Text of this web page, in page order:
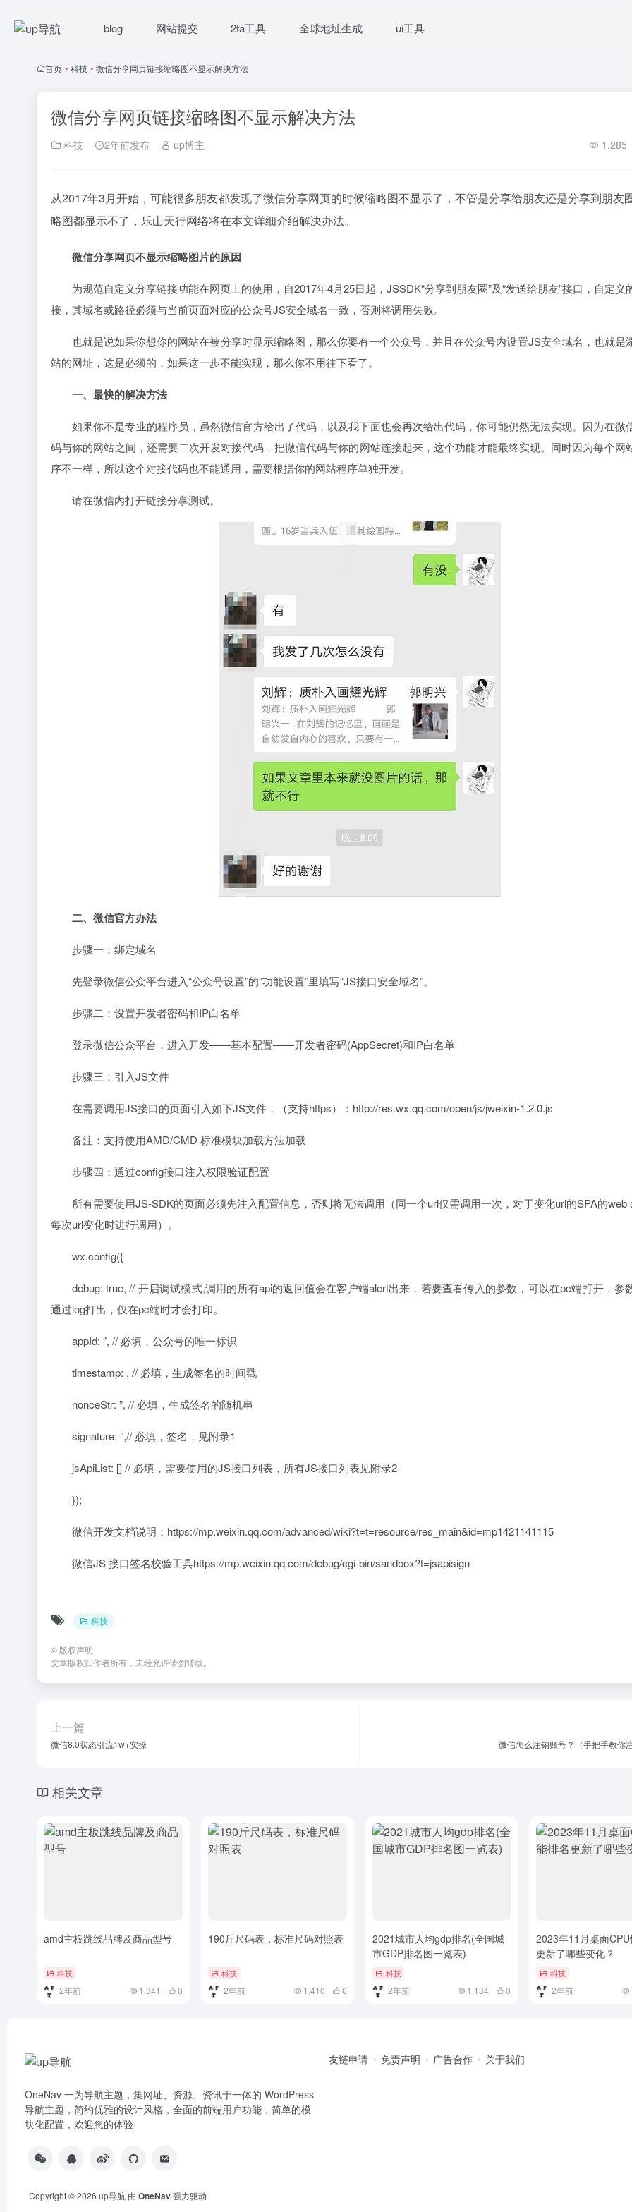
blog 网站提交 2fa工具 全球地址生成 ui工具
首页 • 科技 • 微信分享网页链接缩略图不显示解决方法
微信分享网页链接缩略图不显示解决方法
科技 2年前发布 up博主 1,285
从2017年3月开始，可能很多朋友都发现了微信分享网页的时候缩略图不显示了，不管是分享给朋友还是分享到朋友
略图都显示不了，乐山天行网络将在本文详细介绍解决办法。
微信分享网页不显示缩略图片的原因
为规范自定义分享链接功能在网页上的使用，自2017年4月25日起，JSSDK“分享到朋友圈”及“发送给朋友”接口，自定义
接，其域名或路径必须与当前页面对应的公众号JS安全域名一致，否则将调用失败。
也就是说如果你想你的网站在被分享时显示缩略图，那么你要有一个公众号，并且在公众号内设置JS安全域名，也就是
站的网址，这是必须的，如果这一步不能实现，那么你不用往下看了。
一、最快的解决方法
如果你不是专业的程序员，虽然微信官方给出了代码，以及我下面也会再次给出代码，你可能仍然无法实现。因为在微
码与你的网站之间，还需要二次开发对接代码，把微信代码与你的网站连接起来，这个功能才能最终实现。同时因为每个网
序不一样，所以这个对接代码也不能通用，需要根据你的网站程序单独开发。
请在微信内打开链接分享测试。
二、微信官方办法
步骤一：绑定域名
先登录微信公众平台进入“公众号设置”的“功能设置”里填写“JS接口安全域名”。
步骤二：设置开发者密码和IP白名单
登录微信公众平台，进入开发――基本配置――开发者密码(AppSecret)和IP白名单
步骤三：引入JS文件
在需要调用JS接口的页面引入如下JS文件，（支持https）：http://res.wx.qq.com/open/js/jweixin-1.2.0.js
备注：支持使用AMD/CMD 标准模块加载方法加载
步骤四：通过config接口注入权限验证配置
所有需要使用JS-SDK的页面必须先注入配置信息，否则将无法调用（同一个url仅需调用一次，对于变化url的SPA的web
每次url变化时进行调用）。
wx.config({
debug: true, // 开启调试模式,调用的所有api的返回值会在客户端alert出来，若要查看传入的参数，可以在pc端打开，参
通过log打出，仅在pc端时才会打印。
appId: ”, // 必填，公众号的唯一标识
timestamp: , // 必填，生成签名的时间戳
nonceStr: ”, // 必填，生成签名的随机串
signature: ”,// 必填，签名，见附录1
jsApiList: [] // 必填，需要使用的JS接口列表，所有JS接口列表见附录2
});
微信开发文档说明：https://mp.weixin.qq.com/advanced/wiki?t=t=resource/res_main&id=mp1421141115
微信JS 接口签名校验工具https://mp.weixin.qq.com/debug/cgi-bin/sandbox?t=jsapisign
科技
© 版权声明
文章版权归作者所有，未经允许请勿转载。
上一篇
微信8.0状态引流1w+实操 微信怎么注销账号？（手把手教你
相关文章
amd主板跳线品牌及商品型号
科技
2年前 1,341 0
190斤尺码表，标准尺码对照表
科技
2年前 1,410 0
2021城市人均gdp排名(全国城
市GDP排名图一览表)
科技
2年前 1,134 0
2023年11月桌面CPU
更新了哪些变化？
科技
2年前
OneNav 一为导航主题，集网址、资源、资讯于一体的 WordPress
导航主题，简约优雅的设计风格，全面的前端用户功能，简单的模
块化配置，欢迎您的体验
友链申请 免责声明 广告合作 关于我们
Copyright © 2026 up导航 由 OneNav强力驱动